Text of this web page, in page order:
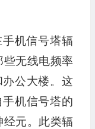
机信号塔辐
些无线电频率
公大楼。这
机信号塔的
经元。此类辐